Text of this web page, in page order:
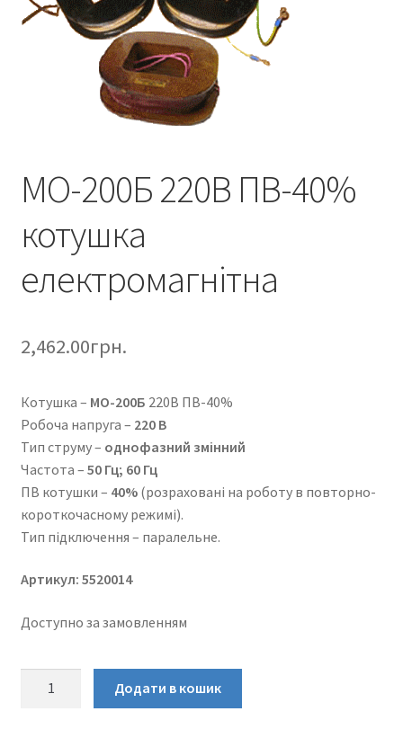
МО-200Б 220В ПВ-40%
котушка
електромагнітна
2,462.00грн.
Котушка – МО-200Б 220В ПВ-40%
Робоча напруга – 220 В
Тип струму – однофазний змінний
Частота – 50 Гц; 60 Гц
ПВ котушки – 40%(розраховані на роботу в повторно-
короткочасному режимі).
Тип підключення – паралельне.
Артикул: 5520014
Доступно за замовленням
Додати в кошик